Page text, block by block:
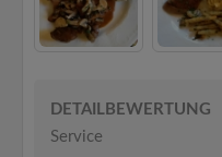
DETAILBEWERTUNG
Service